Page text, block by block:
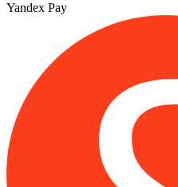
Yandex Pay